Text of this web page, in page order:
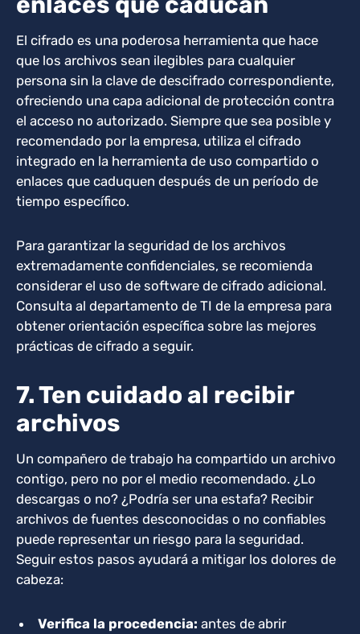
El cifrado es una poderosa herramienta que hace
que los archivos sean ilegibles para cualquier
persona sin la clave de descifrado correspondiente,
ofreciendo una capa adicional de protección contra
el acceso no autorizado. Siempre que sea posible y
recomendado por la empresa, utiliza el cifrado
integrado en la herramienta de uso compartido o
enlaces que caduquen después de un período de
tiempo específico.
Para garantizar la seguridad de los archivos
extremadamente confidenciales, se recomienda
considerar el uso de software de cifrado adicional.
Consulta al departamento de TI de la empresa para
obtener orientación específica sobre las mejores
prácticas de cifrado a seguir.
7. Ten cuidado al recibir
archivos
Un compañero de trabajo ha compartido un archivo
contigo, pero no por el medio recomendado. ¿Lo
descargas o no? ¿Podría ser una estafa? Recibir
archivos de fuentes desconocidas o no confiables
puede representar un riesgo para la seguridad.
Seguir estos pasos ayudará a mitigar los dolores de
cabeza:
Verifica la procedencia: antes de abrir